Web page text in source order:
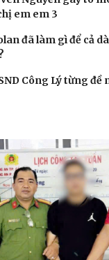
em em 3
đã làm gì để cả
Công Lý từng đề